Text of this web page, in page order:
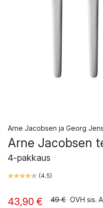
Arne Jacobsen ja Georg
Arne Jacobsen
4-pakkaus
(4.5)
43,90 € 49 € OVH sis.